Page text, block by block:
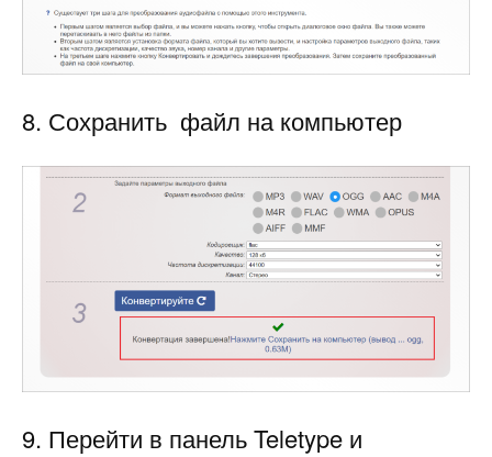
8. Сохранить файл на компьютер
9. Перейти в панель Teletype и